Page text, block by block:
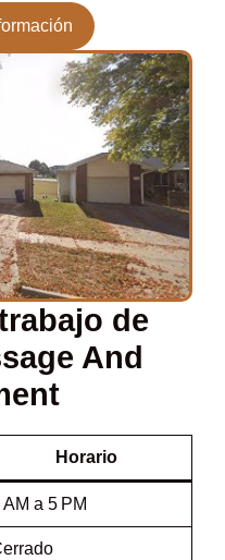
de
And
Horario
AM a 5 PM